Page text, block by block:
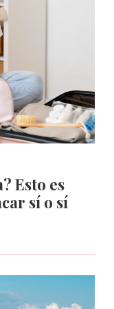
Esto es
sí o sí